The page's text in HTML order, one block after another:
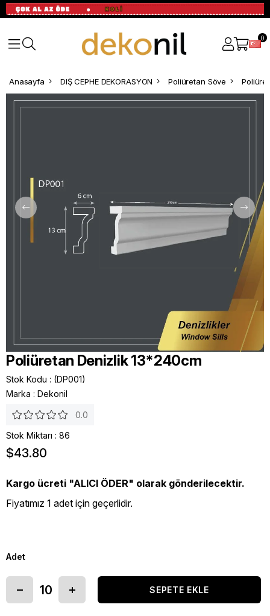
0
Anasayfa DIŞ CEPHE DEKORASYON Poliüretan Söve
Poliüretan Denizlik 13*240cm
Stok Kodu
(DP001)
Marka : Dekonil
0.0
Stok Miktarı : 86
$43.80
Kargo ücreti "ALICI ÖDER" olarak gönderilecektir.
Fiyatımız 1 adet için geçerlidir.
Adet